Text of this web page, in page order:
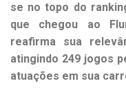
se no topo do
que chegou ao
reafirma sua
atingindo 249 jogos
atuações em sua